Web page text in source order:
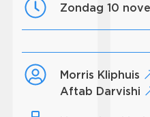
zondag 10
Morris Kliphuis
Aftab Darvishi